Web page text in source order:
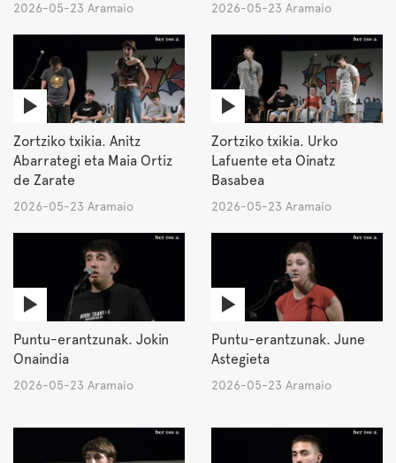
2026-05-23 Aramaio 2026-05-23 Aramaio
Zortziko txikia. Anitz
Abarrategi eta Maia Ortiz
de Zarate
2026-05-23 Aramaio
Zortziko txikia. Urko
Lafuente eta Oinatz
Basabea
2026-05-23 Aramaio
Puntu-erantzunak. Jokin
Onaindia
2026-05-23 Aramaio
Puntu-erantzunak. June
Astegieta
2026-05-23 Aramaio